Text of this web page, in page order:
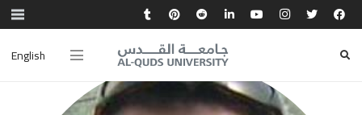
English